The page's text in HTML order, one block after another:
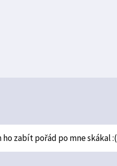
zabít pořád po mne skákal :(